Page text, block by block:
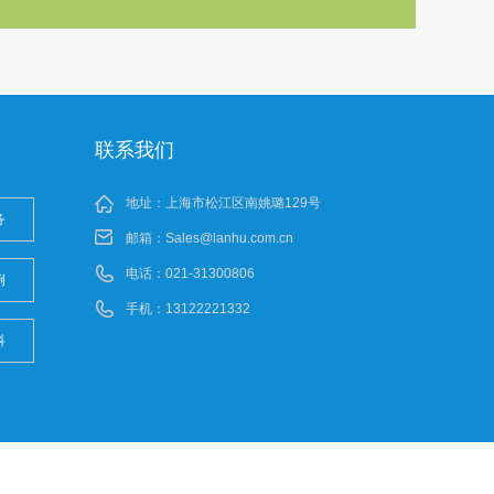
联系我们
地址：上海市松江区南姚璐129号
邮箱： Sales@lanhu.com.cn
电话：021-31300806
手机：13122221332